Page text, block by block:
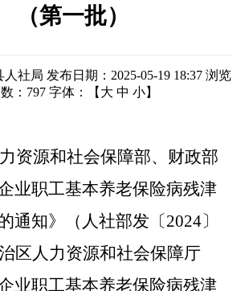
（第一批）
人社局 发布日期：2025-05-19 18:37 浏览
： 797 字体：【 大 中 小】
源和社会保障部、财政部
业职工基本养老保险病残津
通知》（人社部发〔2024〕
区人力资源和社会保障厅
业职工基本养老保险病残津